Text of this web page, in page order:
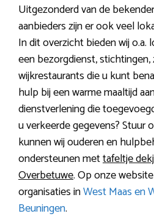
Uitgezonderd van de
aanbieders zijn er ook veel
In dit overzicht bieden wij
een bezorgdienst,
wijkrestaurants die u kunt
hulp bij een warme maaltijd
dienstverlening die
u verkeerde gegevens? Stuur
kunnen wij ouderen en
ondersteunen mettafeltje
Overbetuwe. Op onze
organisaties inWest Maas en
Beuningen.